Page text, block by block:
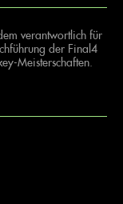
verantwortlich für
der Final4
Meisterschaften.